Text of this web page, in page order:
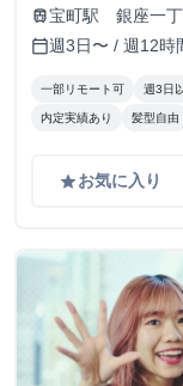
和通りビル7階
train宝町駅 銀座一
calendar_today週3日〜 / 週12時
一部リモート可 週3日
内定実績あり 髪型自由
gradeお気に入り